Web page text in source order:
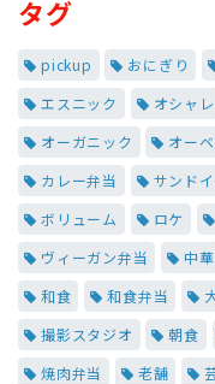
タグ
pickup おにぎり
エスニック
オシャレ
オーガニック
オー
カレー弁当
サンド
ボリューム
ロケ
ヴィーガン弁当
中華
和食
和食弁当
撮影スタジオ
朝食
焼肉弁当
老舗